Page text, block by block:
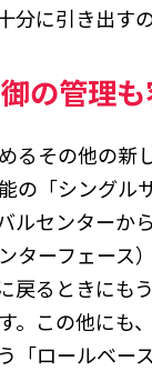
分に引き出すの
の管理
るその他の新
の「シングル
ルセンターか
ターフェース
戻るときにも
。この他にも
「ロールベー